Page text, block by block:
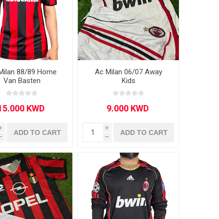
Inter Milan
Roma
Parma
Napoli
Fiorentina
Primeira Liga
Inter Milan
Roma
Napoli
OTHER CLUBS
Scottish League
88/89 Home
Van Basten
ADD TO CART
Ac Milan 06/07 Away
Kids
i
h
ADD TO CART